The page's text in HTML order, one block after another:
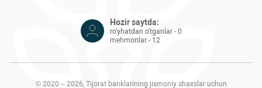
Hozir saytda:
ro'yhatdan o'tganlar - 0
mehmonlar - 12
© 2020 – 2026, Tijorat banklarining jismoniy shaxslar uchun